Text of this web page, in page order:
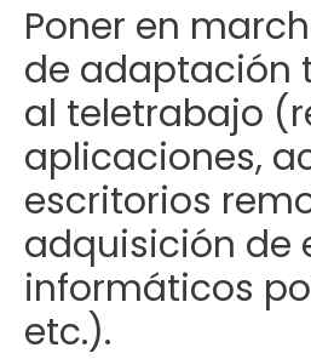
Poner en
de adaptación
al teletrabajo
aplicaciones,
escritorios
adquisición de
informáticos
etc.).